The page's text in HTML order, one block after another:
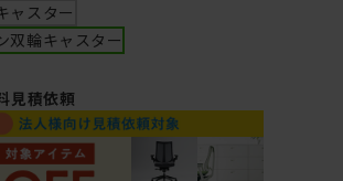
ャスター
双輪キャスター
見積依頼